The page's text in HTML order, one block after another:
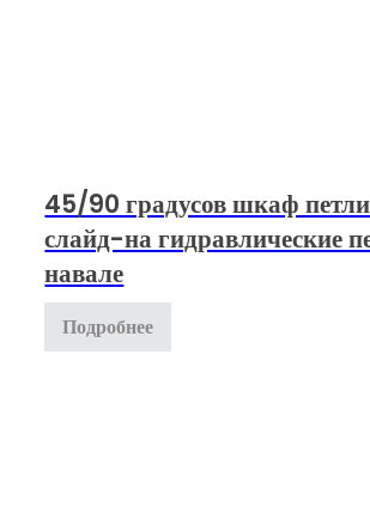
45/90 градусов шкаф
слайд-на гидравлические
навале
Подробнее